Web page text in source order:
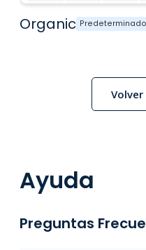
Organic Predeterminado
Ayuda
Preguntas